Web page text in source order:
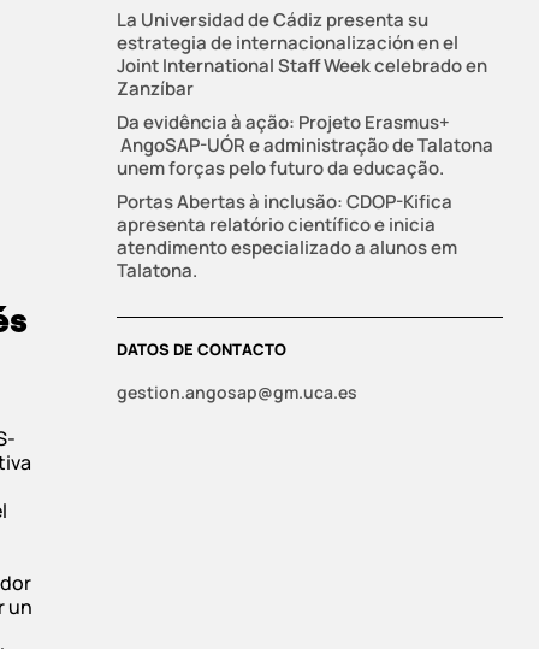
un
La Universidad de Cádiz presenta su
estrategia de internacionalización en el
Joint International Staff Week celebrado en
Zanzíbar
Da evidência à ação: Projeto Erasmus+
AngoSAP-UÓR e administração de Talatona
unem forças pelo futuro da educação.
Portas Abertas à inclusão: CDOP-Kifica
apresenta relatório científico e inicia
atendimento especializado a alunos em
Talatona.
DATOS DE CONTACTO
gestion.angosap@gm.uca.es